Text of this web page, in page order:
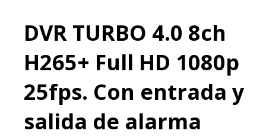
DVR TURBO 4.0 8ch
H265+ Full HD 1080p
25fps. Con entrada y
salida de alarma